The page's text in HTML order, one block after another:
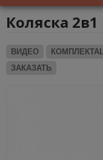
Коляска
ВИДЕО
ЗАКАЗАТЬ